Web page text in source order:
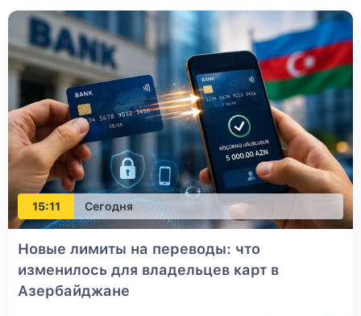
15:11 Сегодня
Новые лимиты на переводы: что
изменилось для владельцев карт в
Азербайджане